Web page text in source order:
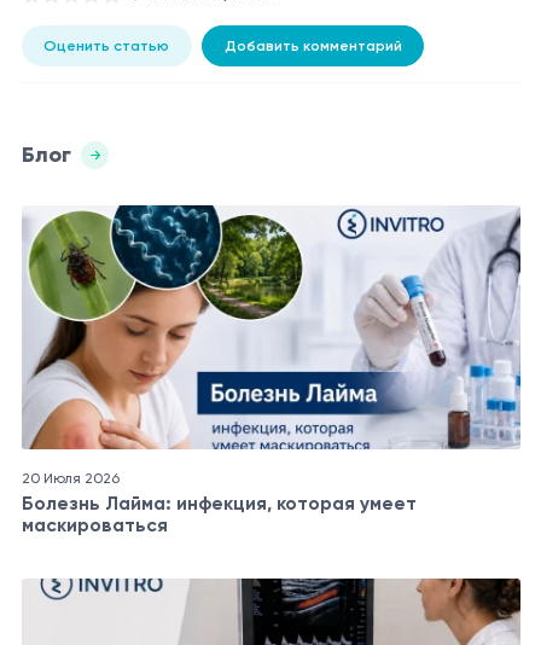
Оценить статью Добавить комментарий
Блог
20 Июля 2026
Болезнь Лайма: инфекция, которая умеет
маскироваться